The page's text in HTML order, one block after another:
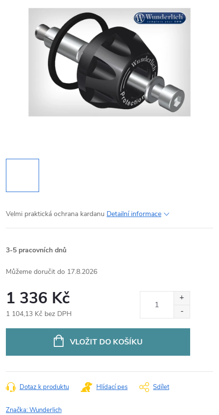
Velmi praktická ochrana kardanu Detailní informace
3-5 pracovních dnů
17.8.2026
1 336 Kč
1 104,13 Kč bez DPH
VLOŽIT DO KOŠÍKU
Dotaz k produktu Hlídací pes Sdílet
Značka:Wunderlich